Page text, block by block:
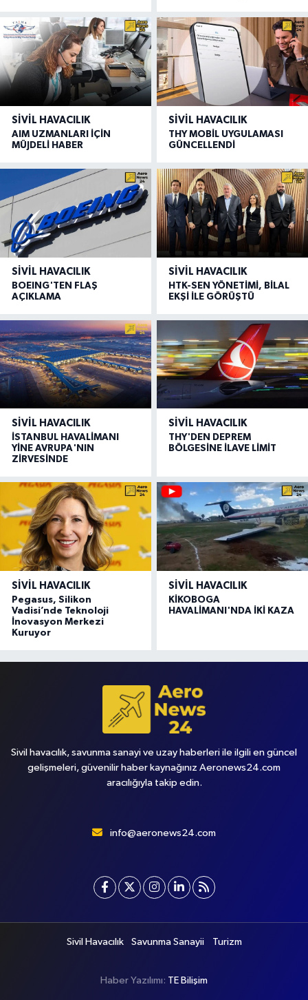
SIVIL HAVACILIK
AIM UZMANLARI İÇİN
MÜJDELİ HABER
SIVIL HAVACILIK
THY MOBİL UYGULAMASI
GÜNCELLENDİ
SIVIL HAVACILIK
BOEING'TEN FLAŞ
AÇIKLAMA
SIVIL HAVACILIK
HTK-SEN YÖNETİMİ, BİLAL
EKŞİ İLE GÖRÜŞTÜ
SIVIL HAVACILIK
İSTANBUL HAVALİMANI
YİNE AVRUPA'NIN
ZİRVESİNDE
SIVIL HAVACILIK
THY'DEN DEPREM
BÖLGESİNE İLAVE LİMİT
SIVIL HAVACILIK
Pegasus, Silikon
Vadisi’nde Teknoloji
İnovasyon Merkezi
Kuruyor
SIVIL HAVACILIK
KİKOBOGA
HAVALİMANI'NDA İKİ KAZA
Sivil havacılık, savunma sanayi ve uzay haberleri ile ilgili en güncel
gelişmeleri, güvenilir haber kaynağınız Aeronews24.com
aracılığıyla takip edin.
info@aeronews24.com
Sivil Havacılık Savunma Sanayii Turizm
Haber Yazılımı: TE Bilişim